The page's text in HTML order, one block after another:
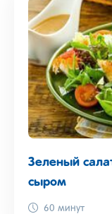
Зеленый
сыром
60 минут